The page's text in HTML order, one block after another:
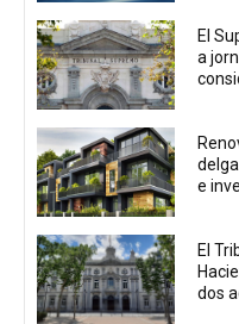
El
a
e
El
dos